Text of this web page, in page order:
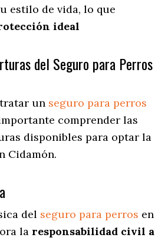
estilo de vida, lo que
ideal
del Seguro para Perros
un seguro para perros
comprender las
disponibles para optar la
Cidamón.
del seguro para perros en
la responsabilidad civil a